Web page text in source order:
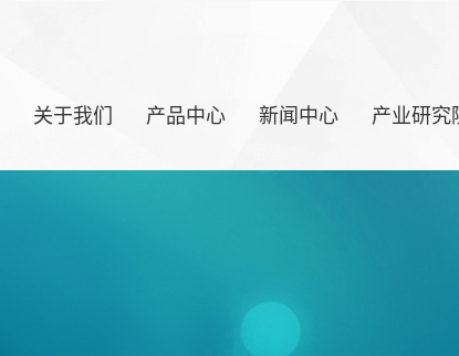
关于我们 产品中心 新闻中心 产业研究